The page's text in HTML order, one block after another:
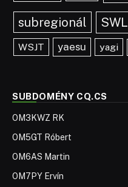
subregionál SWL
WSJT yaesu yagi
SUBDOMÉNY CQ.CS
OM3KWZ RK
OM5GT Róbert
OM6AS Martin
OM7PY Ervín